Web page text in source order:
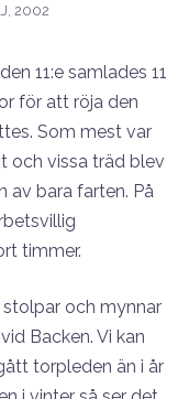
2002
11:e samlades 11
för att röja den
Som mest var
och vissa träd blev
av bara farten. På
timmer.
och mynnar
Backen. Vi kan
torpleden än i år